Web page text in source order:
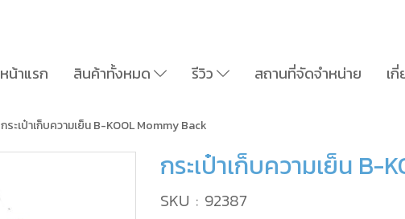
หน้าแรก สินค้าทั้งหมด รีวิว สถานที่จัดจำหน่าย เ
กระเป๋าเก็บความเย็น B-KOOL Mommy Back
กระเป๋าเก็บความเย็น B-
SKU : 92387